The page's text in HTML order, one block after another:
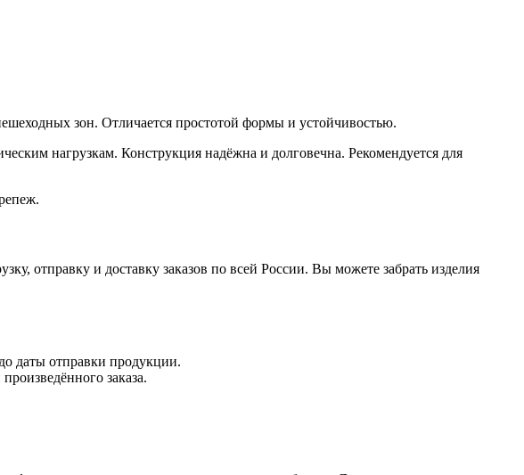
зон. Отличается простотой формы и устойчивостью.
нагрузкам. Конструкция надёжна и долговечна. Рекомендуется для
отправку и доставку заказов по всей России. Вы можете забрать изделия
даты отправки продукции.
заказа.